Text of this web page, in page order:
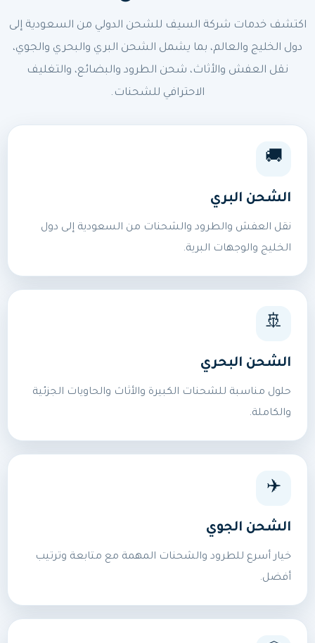
اكتشف خدمات شركة السيف للشحن الدولي من السعودية إلى
دول الخليج والعالم، بما يشمل الشحن البري والبحري والجوي،
نقل العفش والأثاث، شحن الطرود والبضائع، والتغليف
الاحترافي للشحنات.
🚚
الشحن البري
نقل العفش والطرود والشحنات من السعودية إلى دول
الخليج والوجهات البرية.
🚢
الشحن البحري
حلول مناسبة للشحنات الكبيرة والأثاث والحاويات الجزئية
والكاملة.
✈️
الشحن الجوي
خيار أسرع للطرود والشحنات المهمة مع متابعة وترتيب
أفضل.